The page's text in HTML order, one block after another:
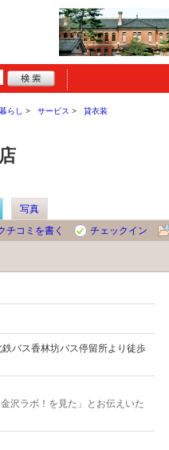
暮らし サービス 貸衣装
写真
チコミを書く
チェックイン
バス香林坊バス停留所より徒歩
沢ラボ！を見た」とお伝えいた